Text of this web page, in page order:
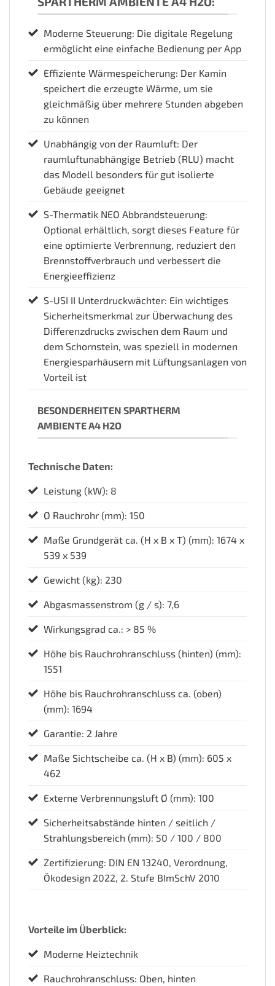
Moderne Steuerung: Die digitale Regelung
ermöglicht eine einfache Bedienung per App
Effiziente Wärmespeicherung: Der Kamin
speichert die erzeugte Wärme, um sie
gleichmäßig über mehrere Stunden abgeben
zu können
Unabhängig von der Raumluft: Der
raumluftunabhängige Betrieb (RLU) macht
das Modell besonders für gut isolierte
Gebäude geeignet
S-Thermatik NEO Abbrandsteuerung:
Optional erhältlich, sorgt dieses Feature für
eine optimierte Verbrennung, reduziert den
Brennstoffverbrauch und verbessert die
Energieeffizienz
S-USI II Unterdruckwächter: Ein wichtiges
Sicherheitsmerkmal zur Überwachung des
Differenzdrucks zwischen dem Raum und
dem Schornstein, was speziell in modernen
Energiesparhäusern mit Lüftungsanlagen von
Vorteil ist
BESONDERHEITEN SPARTHERM
AMBIENTE A4 H2O
Technische Daten:
Leistung (kW): 8
Ø Rauchrohr (mm): 150
Maße Grundgerät ca. (H x B x T) (mm): 1674 x
539 x 539
Gewicht (kg): 230
Abgasmassenstrom (g / s): 7,6
Wirkungsgrad ca.: > 85 %
Höhe bis Rauchrohranschluss (hinten) (mm):
1551
Höhe bis Rauchrohranschluss ca. (oben)
(mm): 1694
Garantie: 2 Jahre
Maße Sichtscheibe ca. (H x B) (mm): 605 x
462
Externe Verbrennungsluft Ø (mm): 100
Sicherheitsabstände hinten / seitlich /
Strahlungsbereich (mm): 50 / 100 / 800
Zertifizierung: DIN EN 13240, Verordnung,
Ökodesign 2022, 2. Stufe BImSchV 2010
Vorteile im Überblick:
Moderne Heiztechnik
Rauchrohranschluss: Oben, hinten